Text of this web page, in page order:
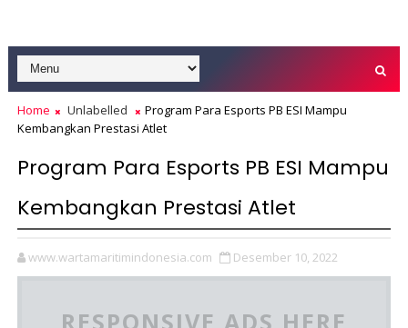
Home Unlabelled
Program Para Esports PB ESI Mampu
Kembangkan Prestasi Atlet
Program Para Esports PB ESI Mampu
Kembangkan Prestasi Atlet
www.wartamaritimindonesia.com Desember 10, 2022
RESPONSIVE ADS HERE